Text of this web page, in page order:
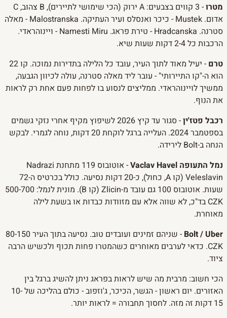
מטרו
- 3 קווים בצבעים: A ירוק (הכי שימושי לתיירים), B צהוב, C
אדום. Mustek - כיכר ואנסלס ועיר העתיקה. Malostranska - מאלה
סטרנה. Hradcanska - טירת פראג. Namesti Miru - ויינוהראדי.
הרכבות כל 2-4 דקות שעות שיא.
טרם
- יעיל מאוד לתוך העיר, עובד כל הלילה בתדירות נמוכה. קו 22
הוא ה-"קו התיירותי" - עובר ליד מאלה סטרנה, עולה לכיוון הגבעה,
ממשיך לויינוהראדי. ממליצים לנסוע בו לפחות פעם אחת רק לראות
את הנוף.
רכבל פטז'ין
- סגור עד קיץ 2026 לשיפוץ מקיף אחרי נזקי גשמים
בספטמבר 2024. העלייה ברגל לוקחת 20 דקות, נוחה לגמרי. לבקש
הנחה ב-Bolt לירידה.
נמל התעופה Vaclav Havel
- אוטובוס 119 מתחנת Nadrazi
Veleslavin (קו A, כחול), כ-20 דקות נסיעה. כולל בכרטיס ה-72
שעות. אוטובוס 100 גם עובד מ-Zlicin (קו B). מונית לנמל: 500-700
CZK בד"כ, לא שווה אלא עם מזוודות כבדות או בשעת לילה
מאוחרת.
Bolt / Uber
- שניהם זמינים ועובדים טוב. נסיעה בתוך העיר 80-150
CZK. כדאי לערבים מאוחרים כשהמטרו פחות תכוף ולכשיש הרבה
ציוד.
הכי חשוב: מרבית מה שיש לראות בפראג ניתן להשיג ברגל בין
האזורים. יום ראשון - הגשר, הכיכר, ג'וזפוב - כולם בהליכה של 10-
15 דקות זה מזה. לחסוך תחבורה = לראות יותר.